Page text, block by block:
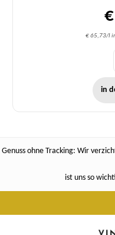
€ 65,73/l
in
Genuss ohne Tracking: Wir
ist uns so